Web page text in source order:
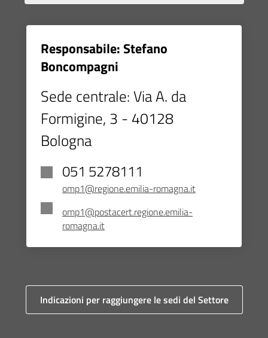
Responsabile: Stefano
Boncompagni
Sede centrale: Via A. da
Formigine, 3 - 40128
Bologna
051 5278111
omp1@regione.emilia-romagna.it
omp1@postacert.regione.emilia-
romagna.it
Indicazioni per raggiungere le sedi del Settore